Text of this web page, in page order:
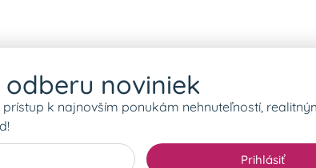
noviniek
k najnovším ponukám nehnuteľností,
Prihlásiť